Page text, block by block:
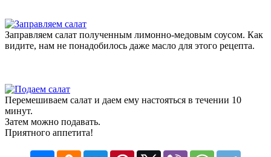
Заправляем салат полученным лимонно-медовым соусом. Как
видите, нам не понадобилось даже масло для этого рецепта.
Перемешиваем салат и даем ему настояться в течении 10
минут.
Затем можно подавать.
Приятного аппетита!